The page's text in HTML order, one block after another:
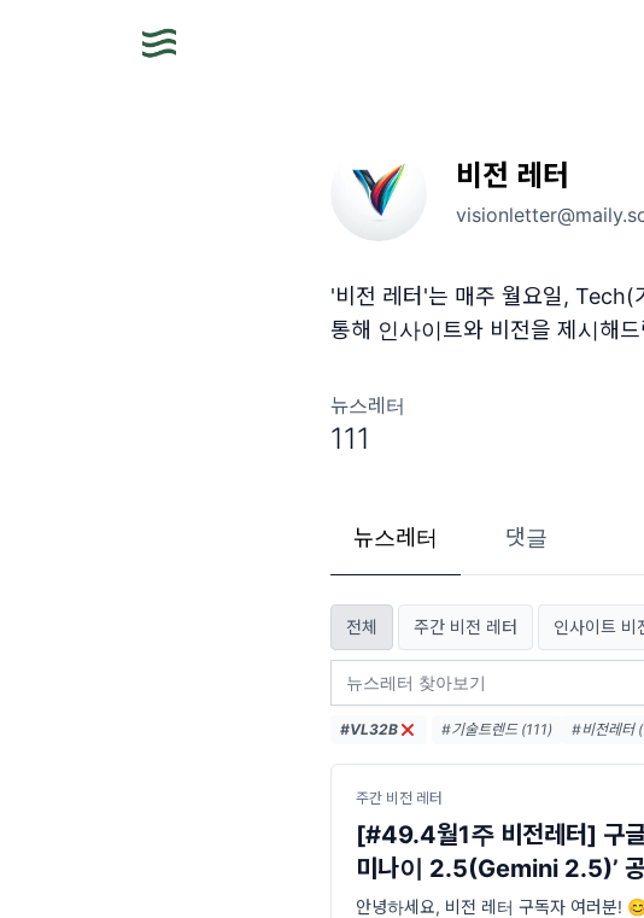
비전 레터
'비전 레터'는 매주 월요일, Tech(
통해 인사이트와 비전을 제시해
뉴스레터
111
뉴스레터 댓글
전체 주간 비전 레터 인사이트 비
#VL32B #기술트렌드 (111) #비전레터
주간 비전 레터
[#49.4월1주 비전레터] 구글
미나이 2.5(Gemini 2.5)’
안녕하세요, 비전 레터 구독자 여러분!